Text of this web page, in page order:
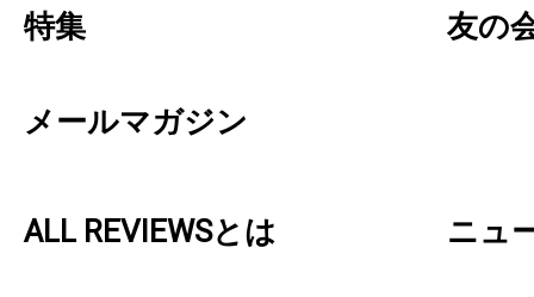
特集 友の
メールマガジン
ALL REVIEWSとは ニュ